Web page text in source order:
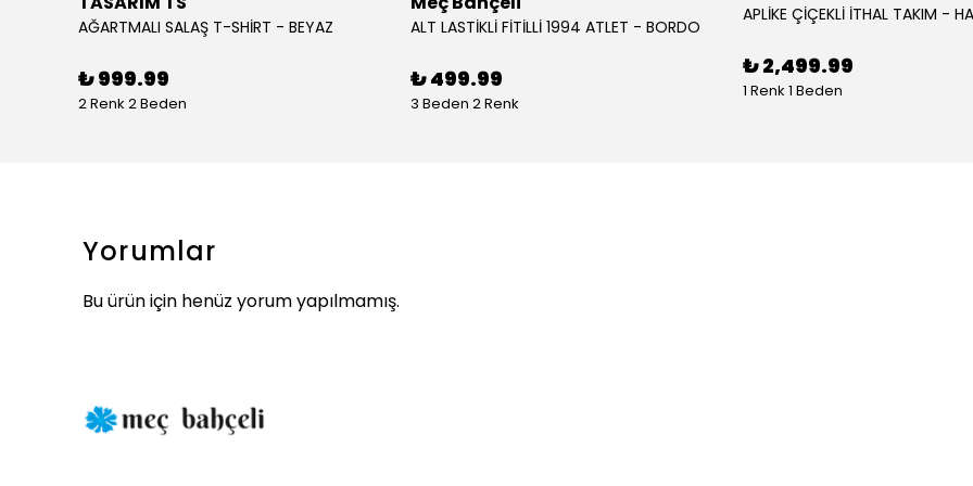
AĞARTMALI SALAŞ T-SHİRT - BEYAZ
₺ 999.99
2 Renk 2 Beden
ALT LASTİKLİ FİTİLLİ 1994 ATLET - BORDO
₺ 499.99
3 Beden 2 Renk
APLİKE ÇİÇEKLİ İTHAL TAKIM -
₺ 2,499.99
1 Renk 1 Beden
Yorumlar
Bu ürün için henüz yorum yapılmamış.